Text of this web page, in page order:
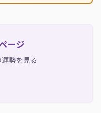
ージ
勢を見る